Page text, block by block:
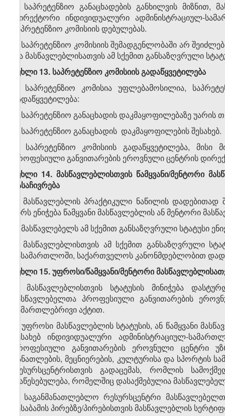
1. საპრეტენზიო განაცხადების განხილვის
დირექტორი ინდივიდუალური ადმინისტრაციულ-
საპრეტენზიო კომისიის დებულებას.
2. საპრეტენზიო კომისიის შემადგენლობაში არ
და მასწავლებლისათვის ამ სქემით განსაზღვრული
მუხლი 13. საპრეტენზიო კომისიის გადაწყვეტილება
1. საპრეტენზიო კომისია უფლებამოსილია,
გადაწყვეტილება:
ა) საპრეტენზიო განაცხადის დაკმაყოფილებაზე უარის
ბ) საპრეტენზიო განაცხადის დაკმაყოფილების შესახებ.
2. საპრეტენზიო კომისიის გადაწყვეტილება,
პროფესიული განვითარების ეროვნული ცენტრის
მუხლი 14. მასწავლებლისთვის წამყვანი/მენტორი
გასაჩივრება
1. მასწავლებლის პრაქტიკული ნაწილის დადებითად
პირს ენიჭება წამყვანი მასწავლებლის ან მენტორი
2. მასწავლებელს ამ სქემით განსაზღვრული სტატუსი
3. მასწავლებლისთვის ამ სქემით განსაზღვრული
სასამართლოში, საქართველოს კანონმდებლობით
მუხლი 15. უფროსი/წამყვანი/მენტორი
1. მასწავლებლისთვის სტატუსის მინიჭება
მასწავლებელთა პროფესიული განვითარების
სამართლებრივი აქტით.
2. უფროსი მასწავლებლის სტატუსის, ან წამყვანი
შესახებ ინდივიდუალური ადმინისტრაციულ-
პროფესიული განვითარების ეროვნული ცენტრი
განათლების, მეცნიერების, კულტურისა და
რესურსცენტრისთვის გადაცემას, რომლის
დაწესებულება, რომელშიც დასაქმებულია
3. საგანმანათლებლო რესურსცენტრი
შესაბამის პირებზე/პირებისთვის მასწავლებლის